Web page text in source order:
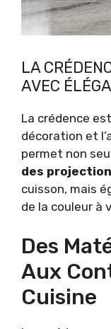
LA
AVEC
La crédence
décoration et
permet non
des
cuisson, mais
de la couleur à
Des
Aux
Cuisine